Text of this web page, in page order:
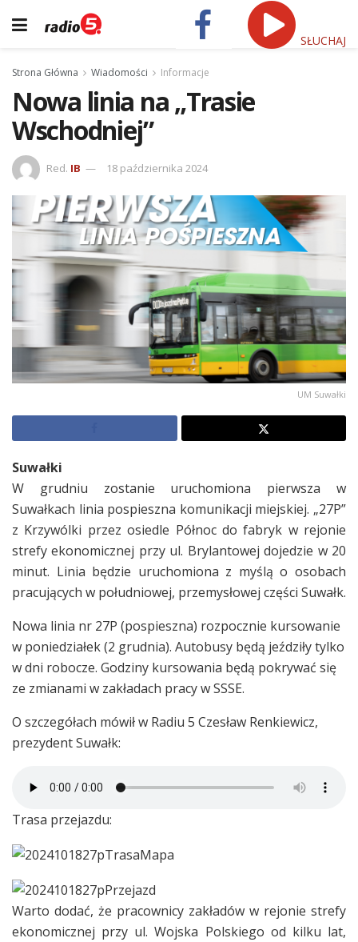
SŁUCHAJ
Strona Główna Wiadomości Informacje
Nowa linia na „Trasie
Wschodniej”
Red. IB 18 października 2024
UM Suwałki
Suwałki
W grudniu zostanie uruchomiona pierwsza w
Suwałkach linia pospieszna komunikacji miejskiej. „27P”
z Krzywólki przez osiedle Północ do fabryk w rejonie
strefy ekonomicznej przy ul. Brylantowej dojedzie w 20
minut. Linia będzie uruchomiona z myślą o osobach
pracujących w południowej, przemysłowej części Suwałk.
Nowa linia nr 27P (pospieszna) rozpocznie kursowanie
w poniedziałek (2 grudnia). Autobusy będą jeździły tylko
w dni robocze. Godziny kursowania będą pokrywać się
ze zmianami w zakładach pracy w SSSE.
O szczegółach mówił w Radiu 5 Czesław Renkiewicz,
prezydent Suwałk:
Trasa przejazdu:
Warto dodać, że pracownicy zakładów w rejonie strefy
ekonomicznej przy ul. Wojska Polskiego od kilku lat,